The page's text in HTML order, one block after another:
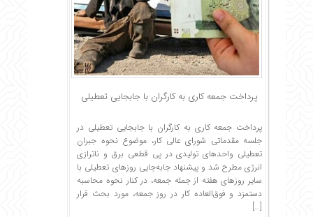
پرداخت جمعه کاری به کارگران با جابجایی تعطیلی
پرداخت جمعه کاری به کارگران با جابجایی تعطیلی در
جلسه مقدماتی شورای عالی کار، موضوع نحوه جبران
تعطیلی واحدهای تولیدی در پی قطعی برق و ناترازی
انرژی مطرح شد و پیشنهاد جابه‌جایی روزهای تعطیلی با
سایر روزهای هفته از جمله جمعه، در کنار نحوه محاسبه
دستمزد و فوق‌العاده کار در روز جمعه، مورد بحث قرار
[…]